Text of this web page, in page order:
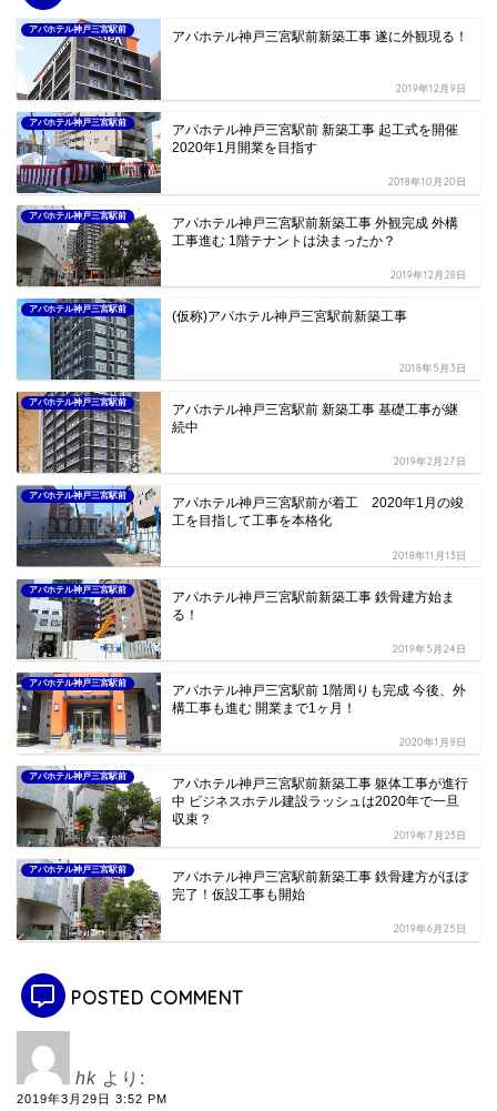
アパホテル神戸三宮駅前 アパホテル神戸三宮駅前新築工事 遂に外観現る！
2019年12月9日
アパホテル神戸三宮駅前
アパホテル神戸三宮駅前 新築工事 起工式を開催
2020年1月開業を目指す
2018年10月20日
アパホテル神戸三宮駅前
アパホテル神戸三宮駅前新築工事 外観完成 外構
工事進む 1階テナントは決まったか？
2019年12月28日
アパホテル神戸三宮駅前 (仮称)アパホテル神戸三宮駅前新築工事
2018年5月3日
アパホテル神戸三宮駅前
アパホテル神戸三宮駅前 新築工事 基礎工事が継
続中
2019年2月27日
アパホテル神戸三宮駅前
アパホテル神戸三宮駅前が着工 2020年1月の竣
工を目指して工事を本格化
2018年11月13日
アパホテル神戸三宮駅前
アパホテル神戸三宮駅前新築工事 鉄骨建方始ま
る！
2019年5月24日
アパホテル神戸三宮駅前
アパホテル神戸三宮駅前 1階周りも完成 今後、外
構工事も進む 開業まで1ヶ月！
2020年1月8日
アパホテル神戸三宮駅前
アパホテル神戸三宮駅前新築工事 躯体工事が進行
中 ビジネスホテル建設ラッシュは2020年で一旦
収束？
2019年7月23日
アパホテル神戸三宮駅前
アパホテル神戸三宮駅前新築工事 鉄骨建方がほぼ
完了！仮設工事も開始
2019年6月25日
POSTED COMMENT
hk より:
2019年3月29日 3:52 PM